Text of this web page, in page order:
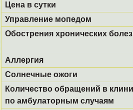
Цена в сутки
Управление мопедом
Обострения хронических
Аллергия
Солнечные ожоги
Количество обращений в
по амбулаторным случаям